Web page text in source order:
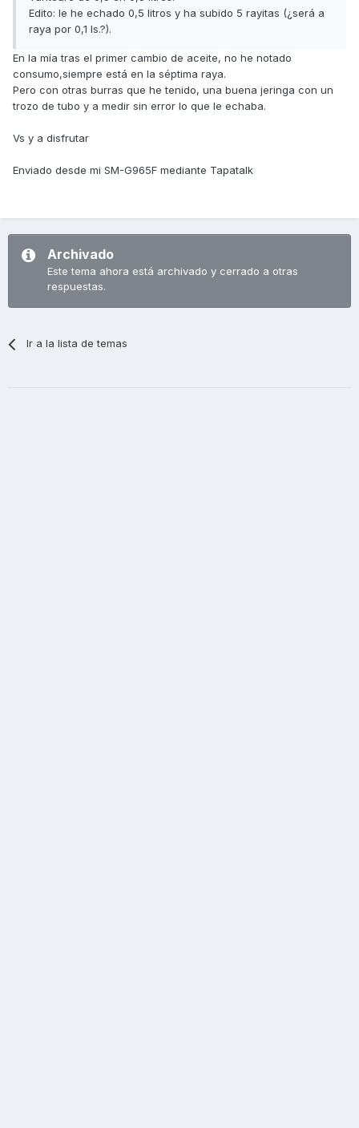
Edito: le he echado 0,5 litros y ha subido 5 rayitas (¿será a
raya por 0,1 ls.?).
En la mía tras el primer cambio de aceite, no he notado
consumo,siempre está en la séptima raya.
Pero con otras burras que he tenido, una buena jeringa con un
trozo de tubo y a medir sin error lo que le echaba.
Vs y a disfrutar
Enviado desde mi SM-G965F mediante Tapatalk
Archivado
Este tema ahora está archivado y cerrado a otras
respuestas.
Ir a la lista de temas